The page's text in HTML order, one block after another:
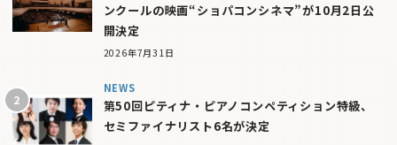
ンクールの映画“ショパコンシネマ”が10月2日公
開決定
2026年7月31日
NEWS
第50回ピティナ・ピアノコンペティション特級、
セミファイナリスト6名が決定